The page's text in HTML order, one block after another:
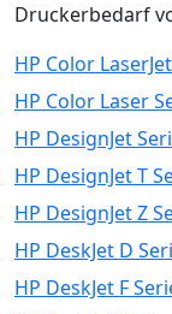
Druckerbedarf
HP Color
HP Color Laser
HP DesignJet
HP DesignJet T
HP DesignJet Z
HP DeskJet D
HP DeskJet F